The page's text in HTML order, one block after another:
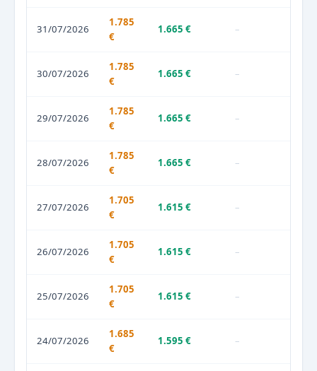
31/07/2026
1.785
€
1.665 € –
30/07/2026
1.785
€
1.665 € –
29/07/2026
1.785
€
1.665 € –
28/07/2026
1.785
€
1.665 € –
27/07/2026
1.705
€
1.615 € –
26/07/2026
1.705
€
1.615 € –
25/07/2026
1.705
€
1.615 € –
24/07/2026
1.685
€
1.595 € –